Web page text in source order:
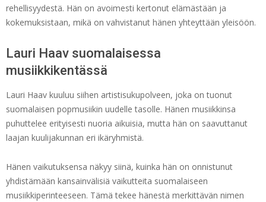
rehellisyydestä. Hän on avoimesti kertonut elämästään ja
kokemuksistaan, mikä on vahvistanut hänen yhteyttään yleisöön.
Lauri Haav suomalaisessa
musiikkikentässä
Lauri Haav kuuluu siihen artistisukupolveen, joka on tuonut
suomalaisen popmusiikin uudelle tasolle. Hänen musiikkinsa
puhuttelee erityisesti nuoria aikuisia, mutta hän on saavuttanut
laajan kuulijakunnan eri ikäryhmistä.
Hänen vaikutuksensa näkyy siinä, kuinka hän on onnistunut
yhdistämään kansainvälisiä vaikutteita suomalaiseen
musiikkiperinteeseen. Tämä tekee hänestä merkittävän nimen